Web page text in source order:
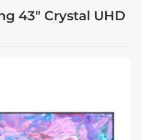
43" Crystal UHD